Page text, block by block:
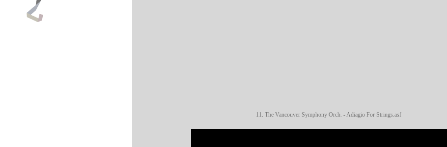
11. The Vancouver Symphony Orch. - Adiagio For Strings.asf